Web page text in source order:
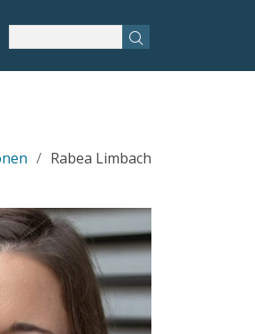
Rabea Limbach